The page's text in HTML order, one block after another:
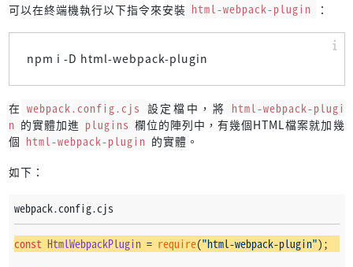
可以在終端機執行以下指令來安裝 html-webpack-plugin ：
npm i -D html-webpack-plugin
在 webpack.config.cjs 設定檔中，將 html-webpack-plugi
n 的實體加進 plugins 欄位的陣列中，有幾個HTML檔案就加幾
個 html-webpack-plugin 的實體。
如下：
webpack.config.cjs
const HtmlWebpackPlugin = require("html-webpack-plugin");